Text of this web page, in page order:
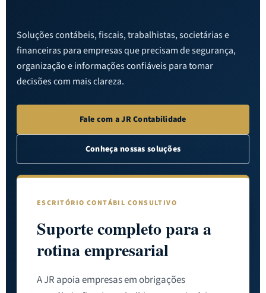
Soluções contábeis, fiscais, trabalhistas, societárias e
financeiras para empresas que precisam de segurança,
organização e informações confiáveis para tomar
decisões com mais clareza.
Fale com a JR Contabilidade
Conheça nossas soluções
ESCRITÓRIO CONTÁBIL CONSULTIVO
Suporte completo para a
rotina empresarial
A JR apoia empresas em obrigações